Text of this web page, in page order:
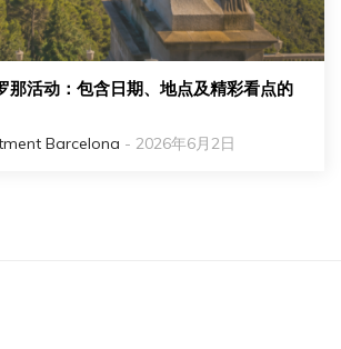
那活动：包含日期、地点及精彩看点的
Barcelona - 2026年6月2日